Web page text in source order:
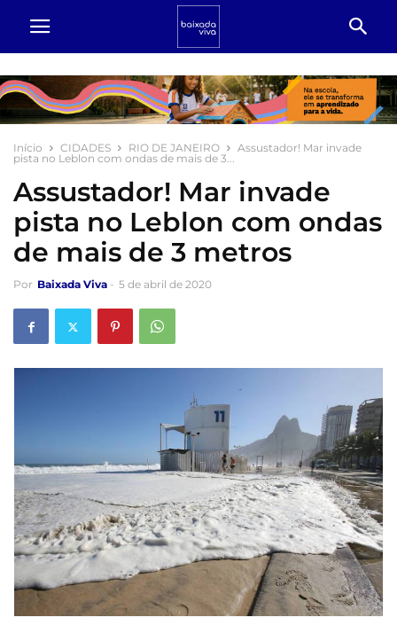
Início CIDADES RIO DE JANEIRO
Assustador! Mar invade
pista no Leblon com ondas de mais de 3...
Assustador! Mar invade
pista no Leblon com ondas
de mais de 3 metros
Por Baixada Viva - 5 de abril de 2020